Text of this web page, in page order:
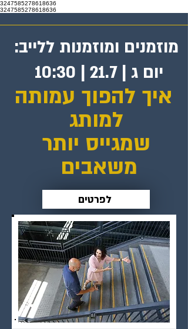
3247585278618636
3247585278618636
מוזמנים ומוזמנות ללייב:
יום ג | 21.7 | 10:30
איך להפוך עמותה
למותג
שמגייס יותר
משאבים
לפרטים